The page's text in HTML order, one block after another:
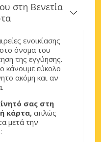
στη Βενετία
ενοικίασης
όνομα του
της εγγύησης.
κάνουμε εύκολο
ακόμη και αν
σας στη
κάρτα, απλώς
μετά την